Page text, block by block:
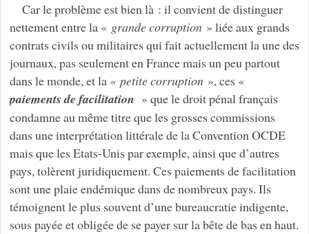
Car le problème est bien là : il convient de distinguer
nettement entre la « grande corruption» liée aux grands
contrats civils ou militaires qui fait actuellement la une des
journaux, pas seulement en France mais un peu partout
dans le monde, et la « petite corruption», ces «
paiements de facilitation » que le droit pénal français
condamne au même titre que les grosses commissions
dans une interprétation littérale de la Convention OCDE
mais que les Etats-Unis par exemple, ainsi que d’autres
pays, tolèrent juridiquement. Ces paiements de facilitation
sont une plaie endémique dans de nombreux pays. Ils
témoignent le plus souvent d’une bureaucratie indigente,
sous payée et obligée de se payer sur la bête de bas en haut.